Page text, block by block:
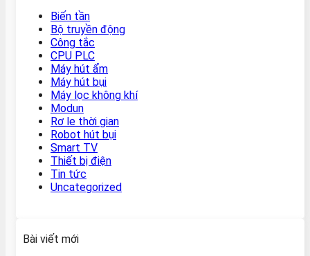
Biến tần
Bộ truyền động
Công tắc
CPU PLC
Máy hút ẩm
Máy hút bụi
Máy lọc không khí
Modun
Rơ le thời gian
Robot hút bụi
Smart TV
Thiết bị điện
Tin tức
Uncategorized
Bài viết mới